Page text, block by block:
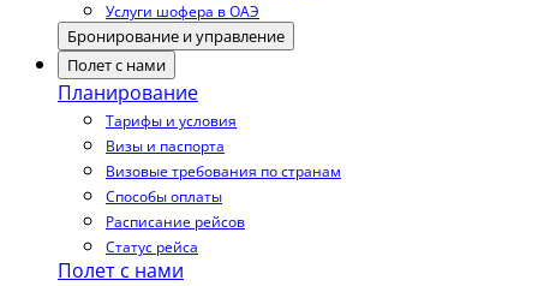
Услуги шофера в ОАЭ
Бронирование и управление
Полет с нами
Планирование
Тарифы и условия
Визы и паспорта
Визовые требования по странам
Способы оплаты
Расписание рейсов
Статус рейса
Полет с нами